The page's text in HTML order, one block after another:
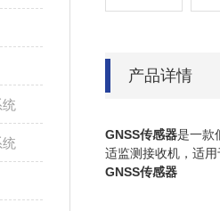
产品详情
GNSS传感器是一款
适监测接收机，适
GNSS传感器